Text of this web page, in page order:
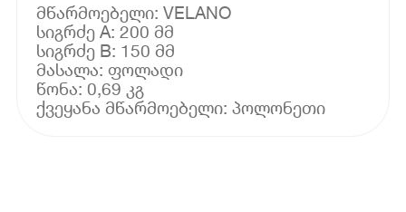
მწარმოებელი: VELANO
სიგრძე A: 200 მმ
სიგრძე B: 150 მმ
მასალა: ფოლადი
წონა: 0,69 კგ
ქვეყანა მწარმოებელი: პოლონეთი